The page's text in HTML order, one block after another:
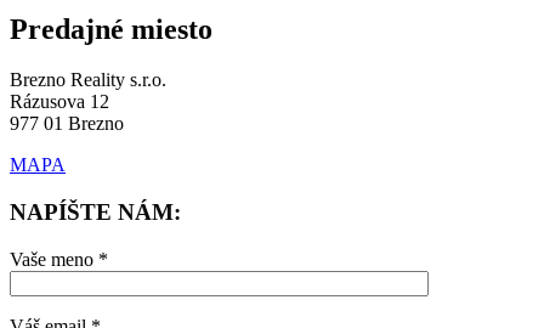
Predajné miesto
Brezno Reality s.r.o.
Rázusova 12
977 01 Brezno
MAPA
NAPÍŠTE NÁM:
Vaše meno *